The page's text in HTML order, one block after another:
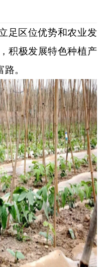
足区位优势和农业发
积极发展特色种植产
。